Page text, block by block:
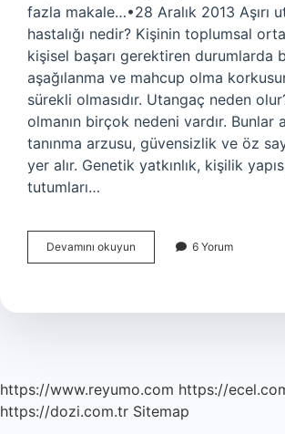
fazla makale…•28 Aralık 2013 Aşırı
hastalığı nedir? Kişinin toplumsal
kişisel başarı gerektiren durumlarda
aşağılanma ve mahcup olma
sürekli olmasıdır. Utangaç neden
olmanın birçok nedeni vardır. Bunlar
tanınma arzusu, güvensizlik ve öz
yer alır. Genetik yatkınlık, kişilik
tutumları…
Devamını okuyun
Insan
Utangaç
6 Yorum
https://www.reyumo.com https://
https://dozi.com.tr Sitemap